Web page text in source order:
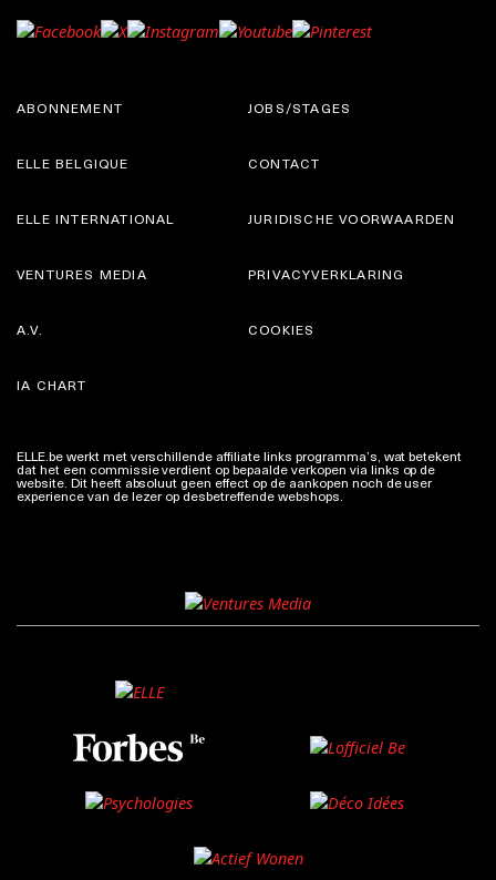
ABONNEMENT
ELLE BELGIQUE
JOBS/STAGES
CONTACT
ELLE INTERNATIONAL
VENTURES MEDIA
JURIDISCHE VOORWAARDEN
PRIVACYVERKLARING
A.V.
IA CHART
COOKIES
ELLE.be werkt met verschillende affiliate links programma’s, wat betekent
dat het een commissie verdient op bepaalde verkopen via links op de
website. Dit heeft absoluut geen effect op de aankopen noch de user
experience van de lezer op desbetreffende webshops.